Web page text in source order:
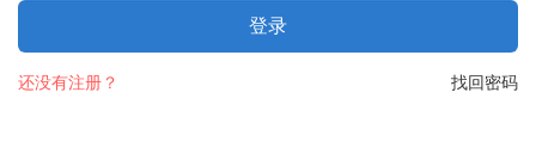
登录
找回密码
还没有注册？